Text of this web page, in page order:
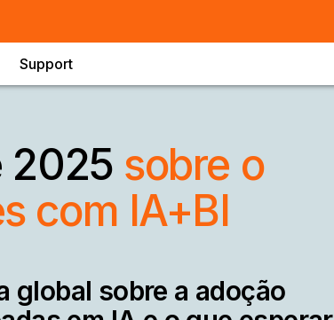
Support
2025 sobre o
com IA+BI
global sobre a adoção